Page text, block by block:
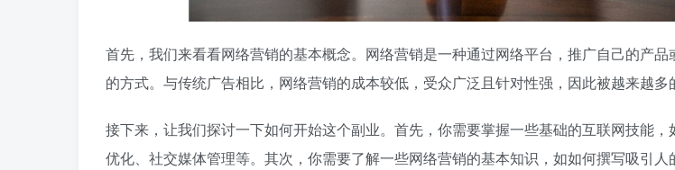
首先，我们来看看网络营销的基本概念。网络营销是一种通过网络平台，推广自己的产品
的方式。与传统广告相比，网络营销的成本较低，受众广泛且针对性强，因此被越来越多
接下来，让我们探讨一下如何开始这个副业。首先，你需要掌握一些基础的互联网技能
优化、社交媒体管理等。其次，你需要了解一些网络营销的基本知识，如如何撰写吸引人